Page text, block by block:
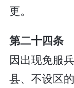
更。
第二十四条
因出现免服
县、不设区